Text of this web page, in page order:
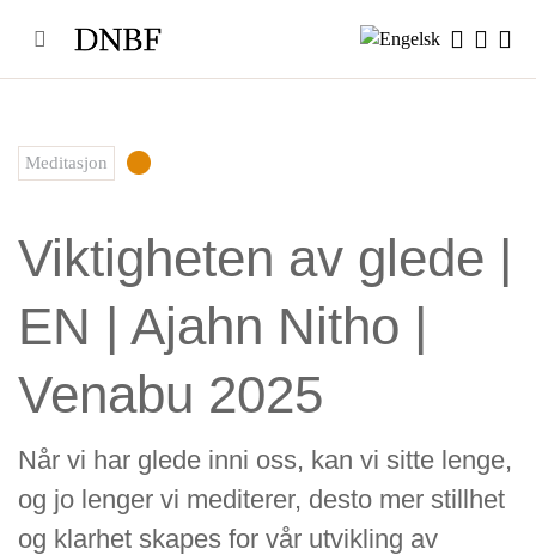
content
Meditasjon
Viktigheten av glede |
EN | Ajahn Nitho |
Venabu 2025
Når vi har glede inni oss, kan vi sitte lenge,
og jo lenger vi mediterer, desto mer stillhet
og klarhet skapes for vår utvikling av